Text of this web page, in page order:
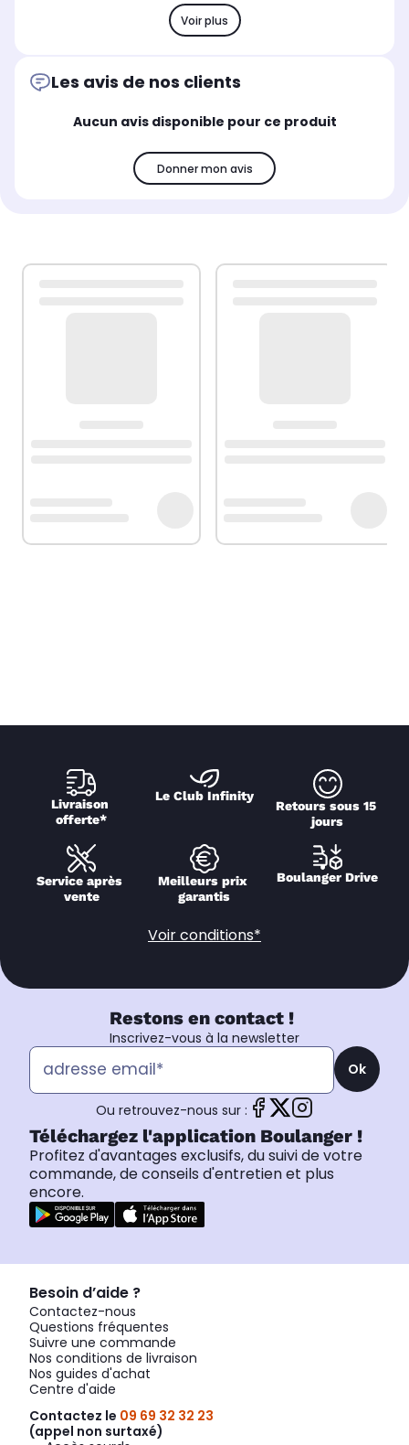
Voir plus
Les avis de nos clients
Aucun avis disponible pour ce produit
Donner mon avis
Livraison
offerte*
Le Club Infinity
Retours sous 15
jours
Service après
vente
Meilleurs prix
garantis
Boulanger Drive
Voir conditions*
Restons en contact !
Inscrivez-vous à la newsletter
Ok
Ou retrouvez-nous sur :
Téléchargez l'application Boulanger !
Profitez d'avantages exclusifs, du suivi de votre
commande, de conseils d'entretien et plus
encore.
Besoin d’aide ?
Contactez-nous
Questions fréquentes
Suivre une commande
Nos conditions de livraison
Nos guides d'achat
Centre d'aide
Contactez le 09 69 32 32 23
(appel non surtaxé)